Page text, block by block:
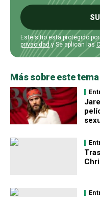
Este sitio está protegido por
privacidad y Se aplican las
Más sobre este tema